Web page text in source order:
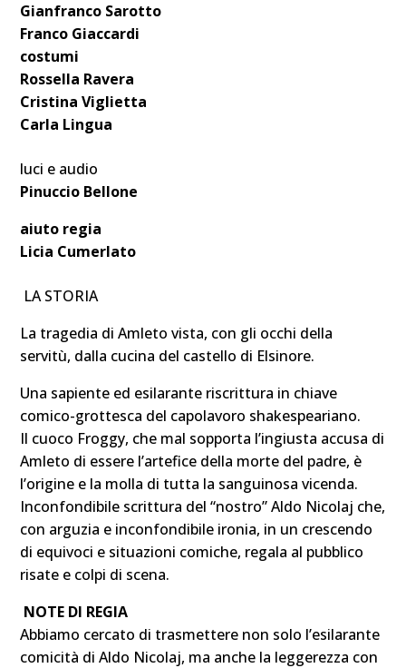
Gianfranco Sarotto
Franco Giaccardi
costumi
Rossella Ravera
Cristina Viglietta
Carla Lingua
luci e audio
Pinuccio Bellone
aiuto regia
Licia Cumerlato
LA STORIA
La tragedia di Amleto vista, con gli occhi della
servitù, dalla cucina del castello di Elsinore.
Una sapiente ed esilarante riscrittura in chiave
comico-grottesca del capolavoro shakespeariano.
Il cuoco Froggy, che mal sopporta l’ingiusta accusa di
Amleto di essere l’artefice della morte del padre, è
l’origine e la molla di tutta la sanguinosa vicenda.
Inconfondibile scrittura del “nostro” Aldo Nicolaj che,
con arguzia e inconfondibile ironia, in un crescendo
di equivoci e situazioni comiche, regala al pubblico
risate e colpi di scena.
NOTE DI REGIA
Abbiamo cercato di trasmettere non solo l’esilarante
comicità di Aldo Nicolaj, ma anche la leggerezza con